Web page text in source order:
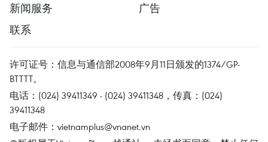
新闻服务
广告
联系
许可证号：信息与通信部2008年9月11日颁发的1374/GP-
BTTTT。
电话：(024) 39411349 - (024) 39411348，传真：(024)
39411348
电子邮件： vietnamplus@vnanet.vn